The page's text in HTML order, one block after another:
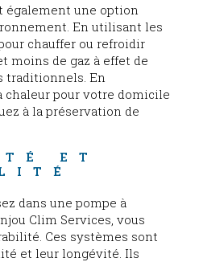
également une option
En utilisant les
chauffer ou refroidir
moins de gaz à effet de
traditionnels. En
chaleur pour votre domicile
à la préservation de
ET
dans une pompe à
Clim Services, vous
Ces systèmes sont
et leur longévité. Ils